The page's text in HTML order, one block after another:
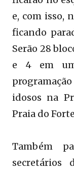
e, com isso,
ficando
Serão 28
e 4 em
idosos na
Praia do
Também
secretários